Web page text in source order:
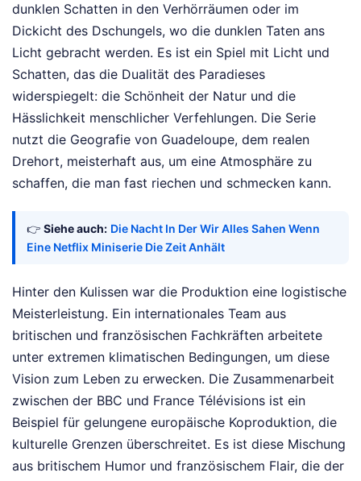
dunklen Schatten in den Verhörräumen oder im
Dickicht des Dschungels, wo die dunklen Taten ans
Licht gebracht werden. Es ist ein Spiel mit Licht und
Schatten, das die Dualität des Paradieses
widerspiegelt: die Schönheit der Natur und die
Hässlichkeit menschlicher Verfehlungen. Die Serie
nutzt die Geografie von Guadeloupe, dem realen
Drehort, meisterhaft aus, um eine Atmosphäre zu
schaffen, die man fast riechen und schmecken kann.
👉 Siehe auch: Die Nacht In Der Wir Alles Sahen Wenn
Eine Netflix Miniserie Die Zeit Anhält
Hinter den Kulissen war die Produktion eine logistische
Meisterleistung. Ein internationales Team aus
britischen und französischen Fachkräften arbeitete
unter extremen klimatischen Bedingungen, um diese
Vision zum Leben zu erwecken. Die Zusammenarbeit
zwischen der BBC und France Télévisions ist ein
Beispiel für gelungene europäische Koproduktion, die
kulturelle Grenzen überschreitet. Es ist diese Mischung
aus britischem Humor und französischem Flair, die der